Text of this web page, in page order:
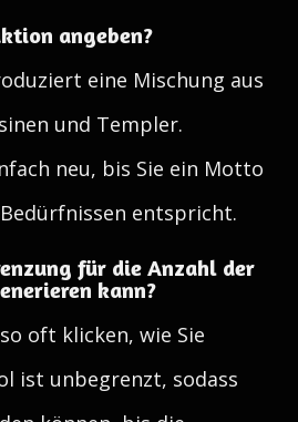
angeben?
eine Mischung aus
und Templer.
neu, bis Sie ein Motto
entspricht.
für die Anzahl der
kann?
oft klicken, wie Sie
ist unbegrenzt, sodass